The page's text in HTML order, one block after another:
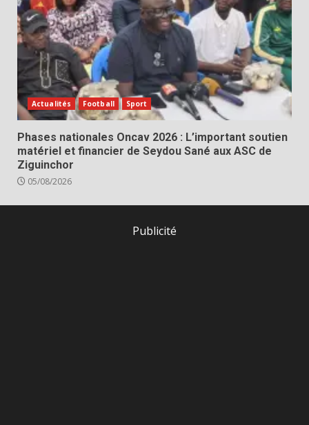
Actualités Football Sport
Phases nationales Oncav 2026 : L’important soutien
matériel et financier de Seydou Sané aux ASC de
Ziguinchor
05/08/2026
Publicité